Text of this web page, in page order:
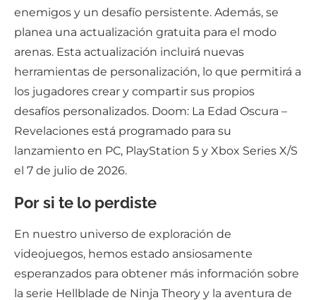
enemigos y un desafío persistente. Además, se
planea una actualización gratuita para el modo
arenas. Esta actualización incluirá nuevas
herramientas de personalización, lo que permitirá a
los jugadores crear y compartir sus propios
desafíos personalizados. Doom: La Edad Oscura –
Revelaciones está programado para su
lanzamiento en PC, PlayStation 5 y Xbox Series X/S
el 7 de julio de 2026.
Por si te lo perdiste
En nuestro universo de exploración de
videojuegos, hemos estado ansiosamente
esperanzados para obtener más información sobre
la serie Hellblade de Ninja Theory y la aventura de